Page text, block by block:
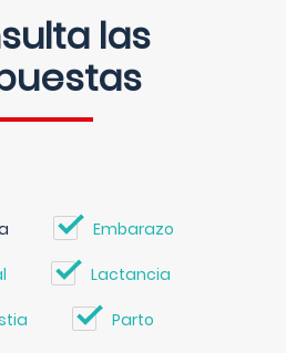
las
Embarazo
Lactancia
Parto